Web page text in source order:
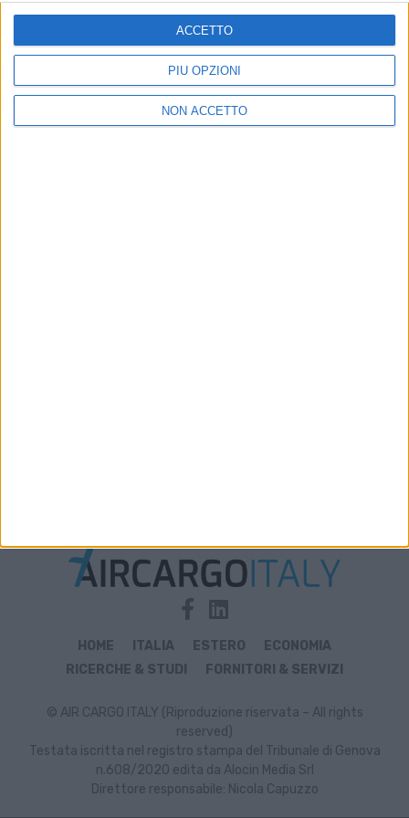
PIÙ OPZIONI
NON ACCETTO
ACCETTO
Dichiaro di aver letto e compreso l'informativa sulla privacy e
di dare il mio consenso alla ricezione di promozioni commerciali
Vedi POLITICA SULLA PRIVACY.
HOME ITALIA ESTERO
ECONOMIA
RICERCHE & STUDI
FORNITORI & SERVIZI
© AIR CARGO ITALY (Riproduzione riservata – All rights
reserved)
Testata iscritta nel registro stampa del Tribunale di Genova
n.608/2020 edita da Alocin Media Srl
Direttore responsabile: Nicola Capuzzo